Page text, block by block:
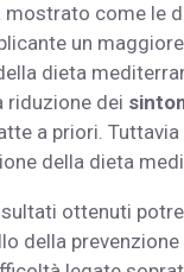
mostrato come le
un
dieta
riduzione dei
a priori.
della dieta
ottenuti
della prevenzione